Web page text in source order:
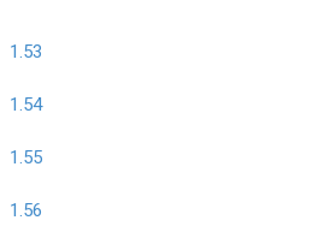
1.53
1.54
1.55
1.56